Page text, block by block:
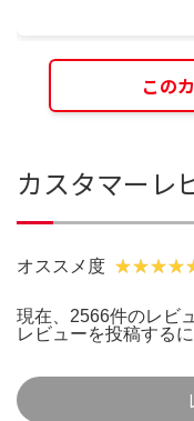
この
カスタマーレ
オススメ度
現在、2566件のレビ
レビューを投稿する